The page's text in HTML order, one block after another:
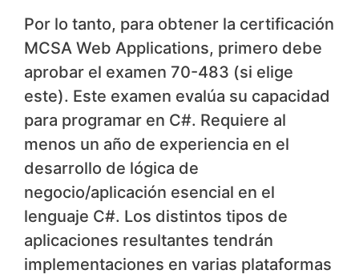
Por lo tanto, para obtener la certificación
MCSA Web Applications, primero debe
aprobar el examen 70-483 (si elige
este). Este examen evalúa su capacidad
para programar en C#. Requiere al
menos un año de experiencia en el
desarrollo de lógica de
negocio/aplicación esencial en el
lenguaje C#. Los distintos tipos de
aplicaciones resultantes tendrán
implementaciones en varias plataformas